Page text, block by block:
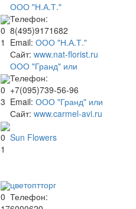
0
1
ООО "Н.А.Т."
Телефон:
8(495)9171682
Email: ООО "Н.А.Т."
Сайт: www.nat-florist.ru
0
3
ООО "Гранд" или
Телефон:
+7(095)739-56-96
Email: ООО "Гранд" или
Сайт: www.carmel-avi.ru
0
1
Sun Flowers
0
цветоптторг
Телефон: